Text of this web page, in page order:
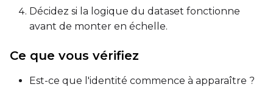
Width
Décidez si la logique du dataset fonctionne
avant de monter en échelle.
Ce que vous vérifiez
Est-ce que l'identité commence à apparaître ?